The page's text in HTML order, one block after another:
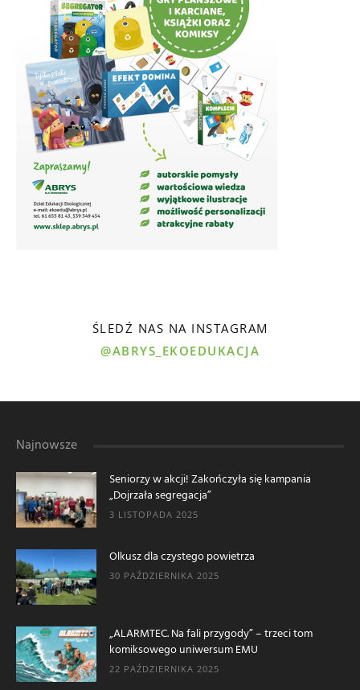
ŚLEDŹ NAS NA INSTAGRAM
@ABRYS_EKOEDUKACJA
Najnowsze
Seniorzy w akcji! Zakończyła się kampania
„Dojrzała segregacja”
3 LISTOPADA 2025
Olkusz dla czystego powietrza
30 PAŹDZIERNIKA 2025
„ALARMTEC. Na fali przygody” – trzeci tom
komiksowego uniwersum EMU
22 PAŹDZIERNIKA 2025